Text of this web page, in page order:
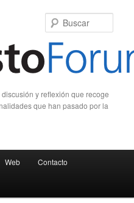
y reflexión que recoge
que han pasado por la
Web Contacto